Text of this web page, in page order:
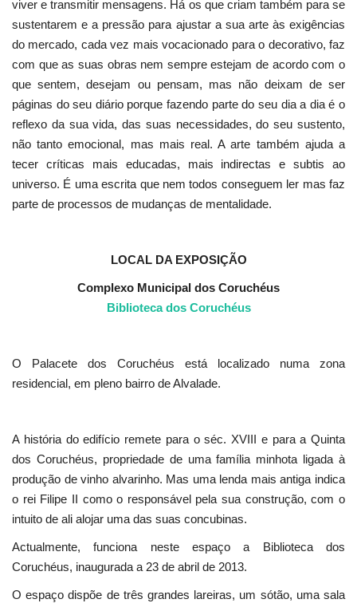
viver e transmitir mensagens. Há os que criam também para se
sustentarem e a pressão para ajustar a sua arte às exigências
do mercado, cada vez mais vocacionado para o decorativo, faz
com que as suas obras nem sempre estejam de acordo com o
que sentem, desejam ou pensam, mas não deixam de ser
páginas do seu diário porque fazendo parte do seu dia a dia é o
reflexo da sua vida, das suas necessidades, do seu sustento,
não tanto emocional, mas mais real. A arte também ajuda a
tecer críticas mais educadas, mais indirectas e subtis ao
universo. É uma escrita que nem todos conseguem ler mas faz
parte de processos de mudanças de mentalidade.
LOCAL DA EXPOSIÇÃO
Complexo Municipal dos Coruchéus
Biblioteca dos Coruchéus
O Palacete dos Coruchéus está localizado numa zona
residencial, em pleno bairro de Alvalade.
A história do edifício remete para o séc. XVIII e para a Quinta
dos Coruchéus, propriedade de uma família minhota ligada à
produção de vinho alvarinho. Mas uma lenda mais antiga indica
o rei Filipe II como o responsável pela sua construção, com o
intuito de ali alojar uma das suas concubinas.
Actualmente, funciona neste espaço a Biblioteca dos
Coruchéus, inaugurada a 23 de abril de 2013.
O espaço dispõe de três grandes lareiras, um sótão, uma sala